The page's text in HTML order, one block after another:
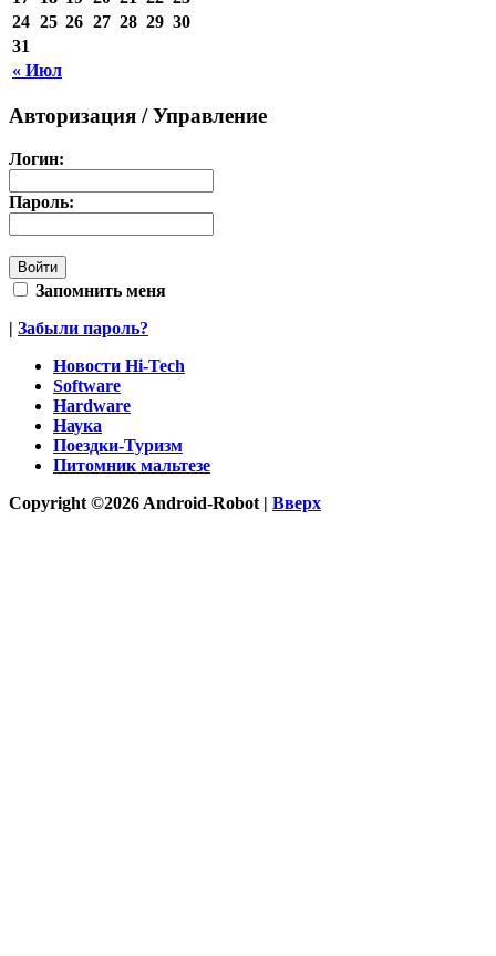
« Июл
24 25 26 27 28 29 30
31
Авторизация / Управление
Логин:
Пароль:
Запомнить меня
| Забыли пароль?
Новости Hi-Tech
Software
Hardware
Наука
Поездки-Туризм
Питомник мальтезе
Copyright ©2026 Android-Robot | Вверх